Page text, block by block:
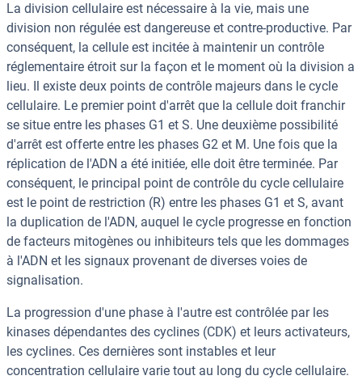
La division cellulaire est nécessaire à la vie, mais une
division non régulée est dangereuse et contre-productive. Par
conséquent, la cellule est incitée à maintenir un contrôle
réglementaire étroit sur la façon et le moment où la division a
lieu. Il existe deux points de contrôle majeurs dans le cycle
cellulaire. Le premier point d'arrêt que la cellule doit franchir
se situe entre les phases G1 et S. Une deuxième possibilité
d'arrêt est offerte entre les phases G2 et M. Une fois que la
réplication de l'ADN a été initiée, elle doit être terminée. Par
conséquent, le principal point de contrôle du cycle cellulaire
est le point de restriction (R) entre les phases G1 et S, avant
la duplication de l'ADN, auquel le cycle progresse en fonction
de facteurs mitogènes ou inhibiteurs tels que les dommages
à l'ADN et les signaux provenant de diverses voies de
signalisation.
La progression d'une phase à l'autre est contrôlée par les
kinases dépendantes des cyclines (CDK) et leurs activateurs,
les cyclines. Ces dernières sont instables et leur
concentration cellulaire varie tout au long du cycle cellulaire.